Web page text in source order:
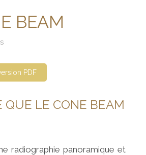
BEAM
PDF
QUE LE CONE BEAM
radiographie panoramique et